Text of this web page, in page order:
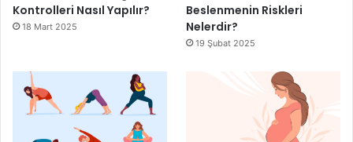
Kontrolleri Nasıl Yapılır?
18 Mart 2025
Beslenmenin Riskleri
Nelerdir?
19 Şubat 2025